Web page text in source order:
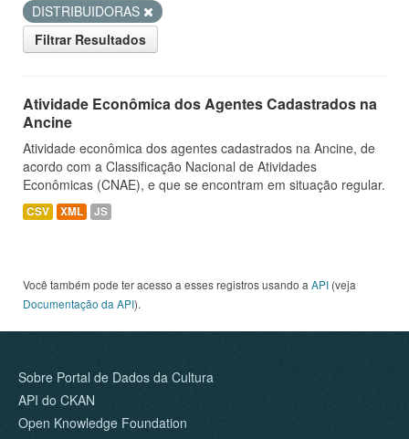
DISTRIBUIDORAS
Filtrar Resultados
Atividade Econômica dos Agentes Cadastrados na
Ancine
Atividade econômica dos agentes cadastrados na Ancine, de
acordo com a Classificação Nacional de Atividades
Econômicas (CNAE), e que se encontram em situação regular.
CSV XML JS
Você também pode ter acesso a esses registros usando a API (veja
Documentação da API).
Sobre Portal de Dados da Cultura
API do CKAN
Open Knowledge Foundation